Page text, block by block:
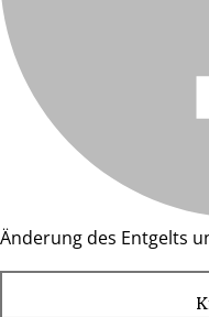
Änderung des Entgelts